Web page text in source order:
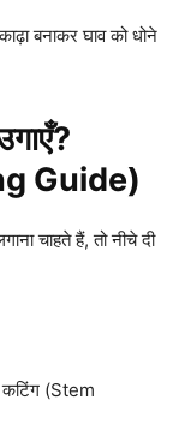
बनाकर घाव को धोने
Guide)
चाहते हैं, तो नीचे दी
कटिंग (Stem